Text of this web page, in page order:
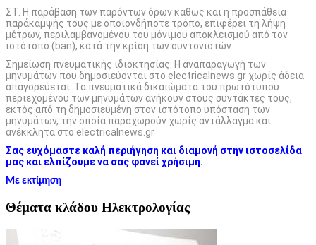
ΣΤ. Η παράβαση των παρόντων όρων καθώς και η προσπάθεια
παράκαμψής τους με οποιονδήποτε τρόπο, επιφέρει τη λήψη
μέτρων, περιλαμβανομένου του μόνιμου αποκλεισμού από τον
ιστότοπο (ban), κατά την κρίση των συντονιστών.
Σημείωση πνευματικής ιδιοκτησίας: Η αναπαραγωγή των
μηνυμάτων που δημοσιεύονται στο electricalnews.gr χωρίς άδεια
απαγορεύεται. Τα πνευματικά δικαιώματα του πρωτότυπου
περιεχομένου των μηνυμάτων ανήκουν στους συντάκτες τους,
εκτός από τη δημοσιευμένη στον ιστότοπο υπόσταση των
μηνυμάτων, την οποία παραχωρούν χωρίς αντάλλαγμα και
ανέκκλητα στο electricalnews.gr
Σας ευχόμαστε καλή περιήγηση και διαμονή στην ιστοσελίδα
μας και ελπίζουμε να σας φανεί χρήσιμη.
Με εκτίμηση
Θέματα κλάδου Ηλεκτρολογίας